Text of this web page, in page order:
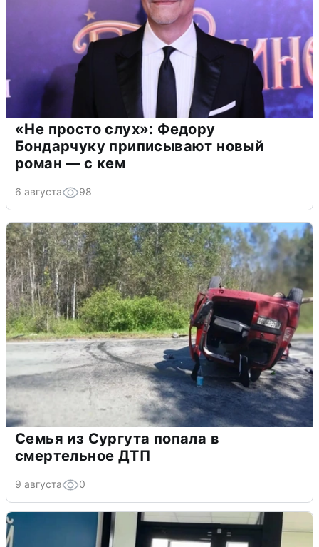
«Не просто слух»: Федору
Бондарчуку приписывают новый
роман — с кем
6 августа 98
Семья из Сургута попала в
смертельное ДТП
9 августа 0